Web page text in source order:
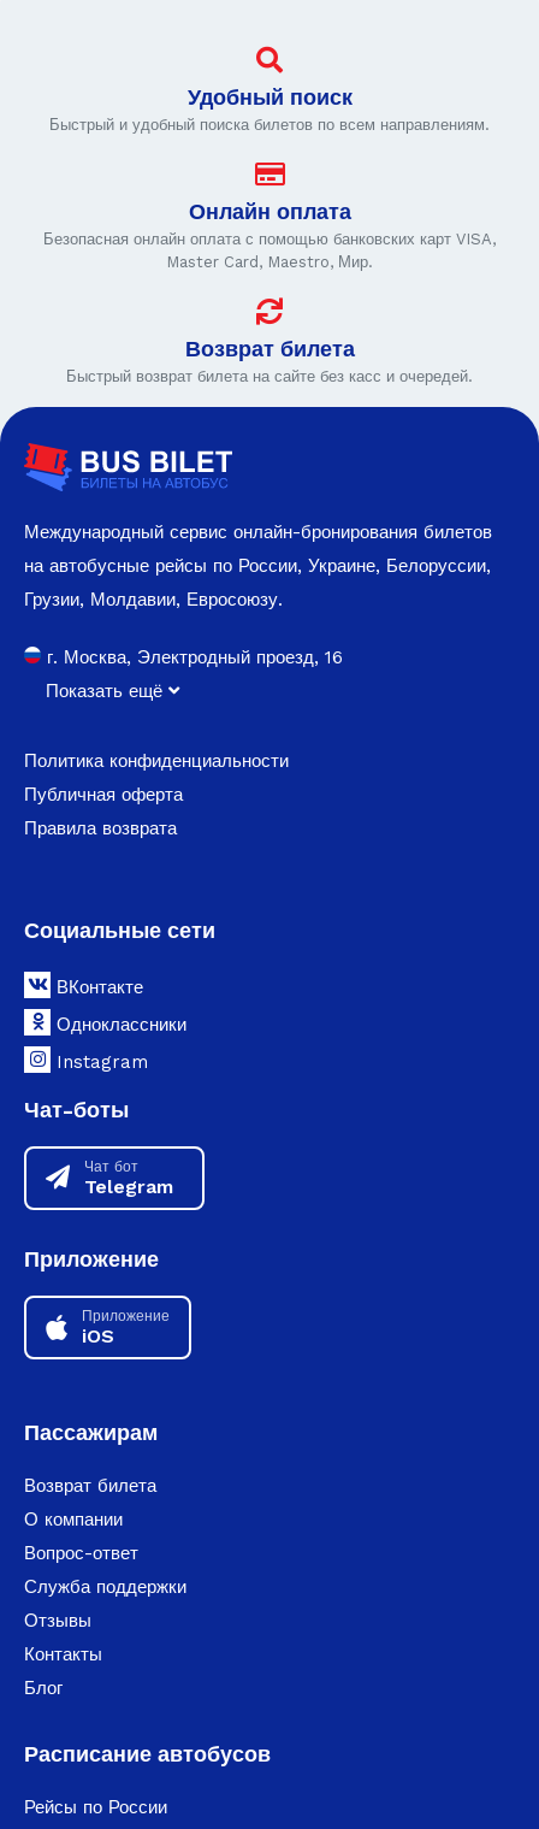
Удобный поиск
Быстрый и удобный поиска билетов по всем направлениям.
Онлайн оплата
Безопасная онлайн оплата с помощью банковских карт VISA,
Master Card, Maestro, Мир.
Возврат билета
Быстрый возврат билета на сайте без касс и очередей.
Международный сервис онлайн-бронирования билетов
на автобусные рейсы по России, Украине, Белоруссии,
Грузии, Молдавии, Евросоюзу.
г. Москва, Электродный проезд, 16
Показать ещё
Политика конфиденциальности
Публичная оферта
Правила возврата
Социальные сети
ВКонтакте
Одноклассники
Instagram
Чат-боты
Чат бот
Telegram
Приложение
Приложение
iOS
Пассажирам
Возврат билета
О компании
Вопрос-ответ
Служба поддержки
Отзывы
Контакты
Блог
Расписание автобусов
Рейсы по России